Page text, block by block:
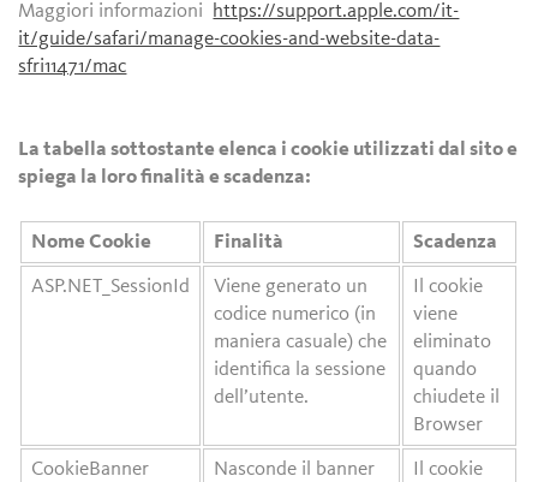
Maggiori informazioni https://support.apple.com/it-
it/guide/safari/manage-cookies-and-website-data-
sfri11471/mac
La tabella sottostante elenca i cookie utilizzati dal sito e
spiega la loro finalità e scadenza:
Nome Cookie Finalità Scadenza
ASP.NET_SessionId
Viene generato un
codice numerico (in
maniera casuale) che
identifica la sessione
dell’utente.
Il cookie
viene
eliminato
quando
chiudete il
Browser
CookieBanner
Nasconde il banner
Il cookie